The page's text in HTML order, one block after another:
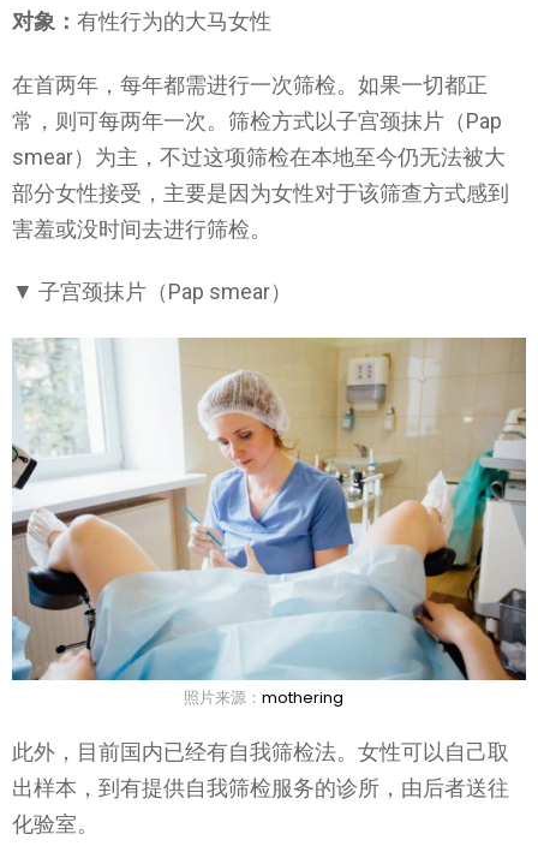
对象： 有性行为的大马女性
在首两年，每年都需进行一次筛检。如果一切都正
常，则可每两年一次。筛检方式以子宫颈抹片（Pap
smear）为主，不过这项筛检在本地至今仍无法被大
部分女性接受，主要是因为女性对于该筛查方式感到
害羞或没时间去进行筛检。
▼ 子宫颈抹片（Pap smear）
照片来源： mothering
此外，目前国内已经有自我筛检法。女性可以自己取
出样本，到有提供自我筛检服务的诊所，由后者送往
化验室。